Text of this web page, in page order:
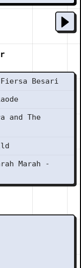
Fiersa Besari
and The
Marah -